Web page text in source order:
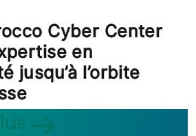
Cyber Center
en
jusqu’à l’orbite